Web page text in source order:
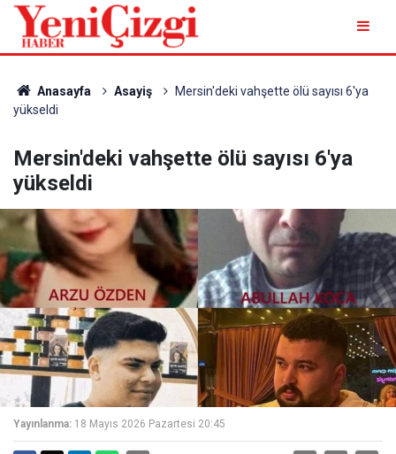
Anasayfa Asayiş
Mersin'deki vahşette ölü sayısı 6'ya
yükseldi
Mersin'deki vahşette ölü sayısı 6'ya
yükseldi
Yayınlanma: 18 Mayıs 2026 Pazartesi 20:45